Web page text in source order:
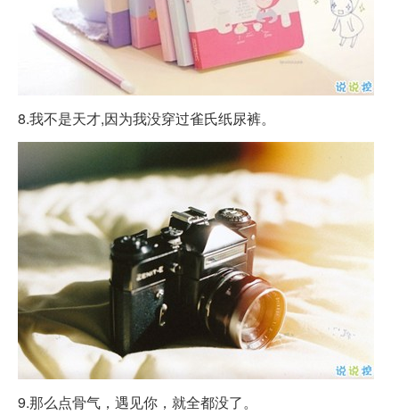
8.我不是天才,因为我没穿过雀氏纸尿裤。
9.那么点骨气，遇见你，就全都没了。